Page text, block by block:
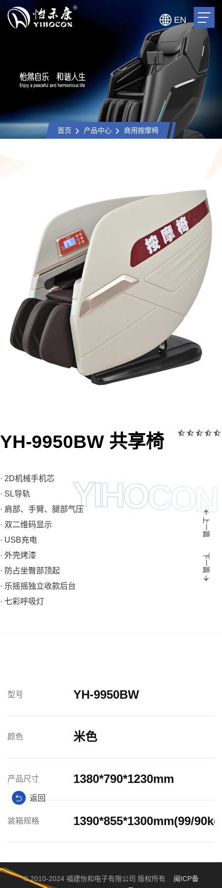
EN
首页 产品中心 商用按摩椅
YH-9950BW 共享椅
· 2D机械手机芯
· SL导轨
· 肩部、手臂、腿部气压
· 双二维码显示
· USB充电
· 外壳烤漆
· 防占坐臀部顶起
· 乐摇摇独立收款后台
· 七彩呼吸灯
型号 YH-9950BW
颜色 米色
产品尺寸 1380*790*1230mm
装箱规格 1390*855*1300mm(99/
YIHOCON
© 2010-2024 福建怡和电子有限公司 版权所有. 闽ICP备
上一篇
下一篇
返回